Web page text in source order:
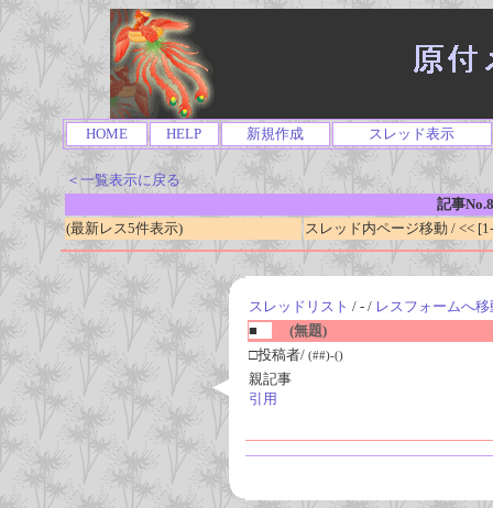
HOME HELP 新規作成 スレッド表示
＜一覧表示に戻る
記事
(最新レス5件表示)
スレッド内ページ移動 / <<
スレッドリスト / - / レスフォームへ移
■
(無題)
□投稿者/ (##)-()
親記事
引用